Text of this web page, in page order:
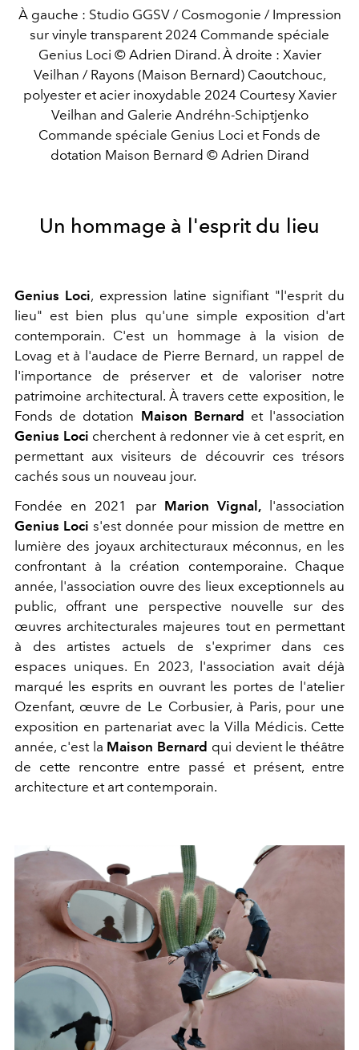
À gauche : Studio GGSV / Cosmogonie / Impression
sur vinyle transparent 2024 Commande spéciale
Genius Loci © Adrien Dirand. À droite : Xavier
Veilhan / Rayons (Maison Bernard) Caoutchouc,
polyester et acier inoxydable 2024 Courtesy Xavier
Veilhan and Galerie Andréhn-Schiptjenko
Commande spéciale Genius Loci et Fonds de
dotation Maison Bernard © Adrien Dirand
Un hommage à l'esprit du lieu
Genius Loci, expression latine signifiant "l'esprit du
lieu" est bien plus qu'une simple exposition d'art
contemporain. C'est un hommage à la vision de
Lovag et à l'audace de Pierre Bernard, un rappel de
l'importance de préserver et de valoriser notre
patrimoine architectural. À travers cette exposition, le
Fonds de dotation Maison Bernard et l'association
Genius Loci cherchent à redonner vie à cet esprit, en
permettant aux visiteurs de découvrir ces trésors
cachés sous un nouveau jour.
Fondée en 2021 par Marion Vignal,l'association
Genius Loci s'est donnée pour mission de mettre en
lumière des joyaux architecturaux méconnus, en les
confrontant à la création contemporaine. Chaque
année, l'association ouvre des lieux exceptionnels au
public, offrant une perspective nouvelle sur des
œuvres architecturales majeures tout en permettant
à des artistes actuels de s'exprimer dans ces
espaces uniques. En 2023, l'association avait déjà
marqué les esprits en ouvrant les portes de l'atelier
Ozenfant, œuvre de Le Corbusier, à Paris, pour une
exposition en partenariat avec la Villa Médicis. Cette
année, c'est la Maison Bernard qui devient le théâtre
de cette rencontre entre passé et présent, entre
architecture et art contemporain.